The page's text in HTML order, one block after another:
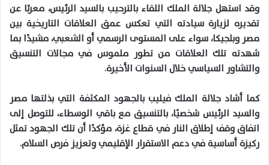
وقد استهل جلالة الملك اللقاءبالترحيب بالسيد الرئيس، معربًا عن
تقديره لزيارة سيادته التي تعكس عمق العلاقات التاريخية بين
مصر وبلجيكا، سواء على المستوى الرسمي أو الشعبي، مشيدًا بما
شهدته تلك العلاقات من تطور ملموس في مجالات التنسيق
والتشاور السياسي خلال السنوات الأخيرة.
كما أشاد جلالة الملك فيليب بالجهود المكثفة التي بذلتها مصر
والسيد الرئيس شخصيًا، بالتنسيق مع باقي الوسطاء، للتوصل إلى
اتفاق وقف إطلاق النار في قطاع غزة، مؤكدًا أن تلك الجهود تمثل
ركيزة أساسية في دعم الاستقرار الإقليمي وتعزيز فرص السلام.